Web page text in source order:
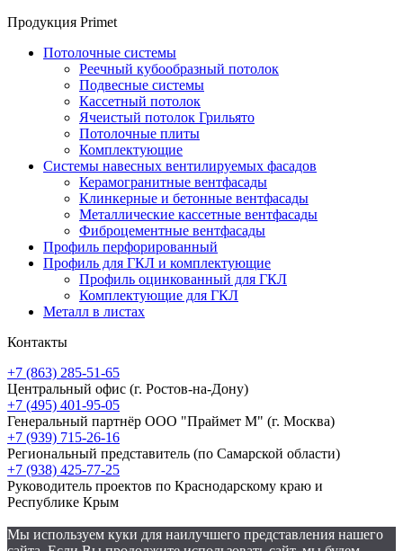
Продукция Primet
Потолочные системы
Реечный кубообразный потолок
Подвесные системы
Кассетный потолок
Ячеистый потолок Грильято
Потолочные плиты
Комплектующие
Системы навесных вентилируемых фасадов
Керамогранитные вентфасады
Клинкерные и бетонные вентфасады
Металлические кассетные вентфасады
Фиброцементные вентфасады
Профиль перфорированный
Профиль для ГКЛ и комплектующие
Профиль оцинкованный для ГКЛ
Комплектующие для ГКЛ
Металл в листах
Контакты
+7 (863) 285-51-65
Центральный офис (г. Ростов-на-Дону)
+7 (495) 401-95-05
Генеральный партнёр ООО "Праймет М" (г. Москва)
+7 (939) 715-26-16
Региональный представитель (по Самарской области)
+7 (938) 425-77-25
Руководитель проектов по Краснодарскому краю и
Республике Крым
Мы используем куки для наилучшего представления нашего